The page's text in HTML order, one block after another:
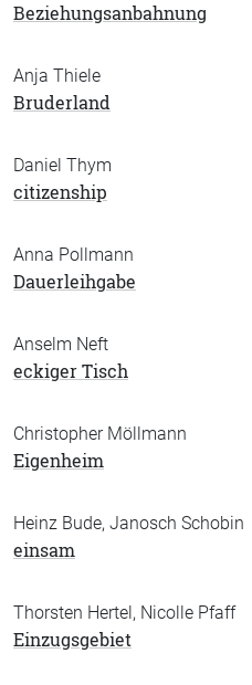
Beziehungsanbahnung
Anja Thiele
Bruderland
Daniel Thym
citizenship
Anna Pollmann
Dauerleihgabe
Anselm Neft
eckiger Tisch
Christopher Möllmann
Eigenheim
Heinz Bude, Janosch Schobin
einsam
Thorsten Hertel, Nicolle Pfaff
Einzugsgebiet